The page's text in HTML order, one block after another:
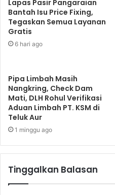
Lapas Pasir Pangaraian
Bantah Isu Price Fixing,
Tegaskan Semua Layanan
Gratis
6 hari ago
Pipa Limbah Masih
Nangkring, Check Dam
Mati, DLH Rohul Verifikasi
Aduan Limbah PT. KSM di
Teluk Aur
1 minggu ago
Tinggalkan Balasan